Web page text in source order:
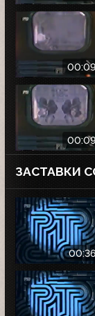
00:09
00:09
ЗАСТАВКИ
00:36